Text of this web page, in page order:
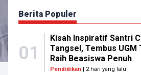
Berita Populer
01
Kisah Inspiratif Santri
Tangsel, Tembus UGM
Raih Beasiswa Penuh
Pendidikan | 2 hari yang lalu